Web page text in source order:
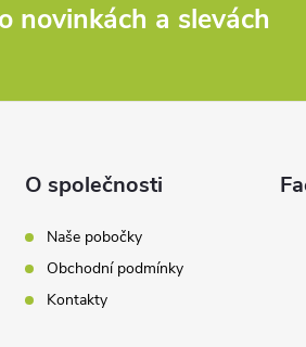
novinkách a slevách
O společnosti
Naše pobočky
Obchodní podmínky
Kontakty